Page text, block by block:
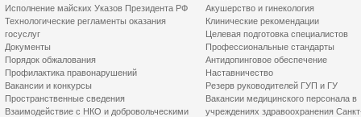
Исполнение майских Указов Президента РФ
Технологические регламенты оказания
госуслуг
Документы
Порядок обжалования
Профилактика правонарушений
Вакансии и конкурсы
Пространственные сведения
Взаимодействие с НКО и добровольческими
Акушерство и гинекология
Клинические рекомендации
Целевая подготовка специалистов
Профессиональные стандарты
Антидопинговое обеспечение
Наставничество
Резерв руководителей ГУП и ГУ
Вакансии медицинского персонала в
учреждениях здравоохранения